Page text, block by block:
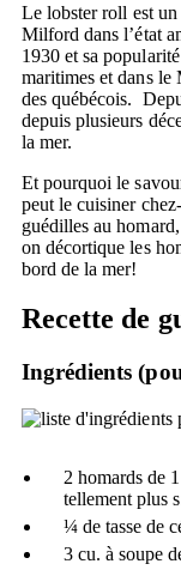
Le lobster roll est un
Milford dans l’état
1930 et sa
maritimes et dans le
des québécois.
depuis plusieurs
la mer.
Et pourquoi le
peut le cuisiner
guédilles au
on décortique les
bord de la mer!
Recette de
Ingrédients
2 homards de
tellement plus
¼ de tasse de
3 cu. à soupe